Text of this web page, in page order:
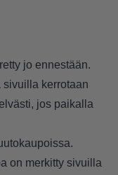
jo ennestään.
kerrotaan
jos paikalla
on merkitty sivuilla